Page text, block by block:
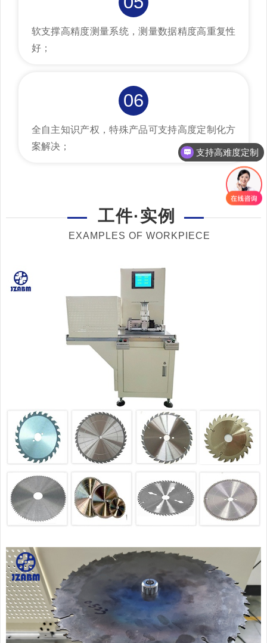
软支撑高精度测量系统，测量数据精度高重复性
好；
06
全自主知识产权，特殊产品可支持高度定制化方
案解决；
工件·实例
EXAMPLES OF WORKPIECE
支持高难度定制